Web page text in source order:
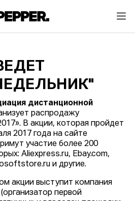
дистанционной
распродажу
В акции, которая пройдет
2017 года на сайте
участие более 200
Aliexpress.ru, Ebay.com,
и другие.
акции выступит компания
первой